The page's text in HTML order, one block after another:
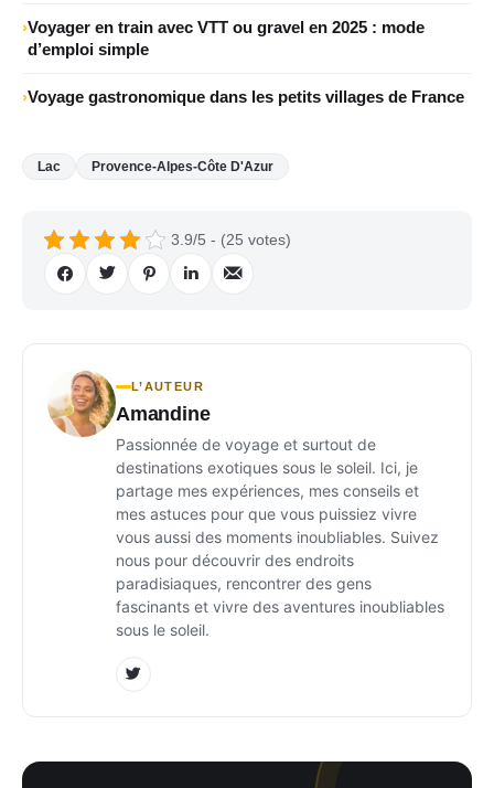
Voyager en train avec VTT ou gravel en 2025 : mode
d’emploi simple
Voyage gastronomique dans les petits villages de France
Lac Provence-Alpes-Côte D'Azur
3.9/5 - (25 votes)
L’AUTEUR
Amandine
Passionnée de voyage et surtout de
destinations exotiques sous le soleil. Ici, je
partage mes expériences, mes conseils et
mes astuces pour que vous puissiez vivre
vous aussi des moments inoubliables. Suivez
nous pour découvrir des endroits
paradisiaques, rencontrer des gens
fascinants et vivre des aventures inoubliables
sous le soleil.